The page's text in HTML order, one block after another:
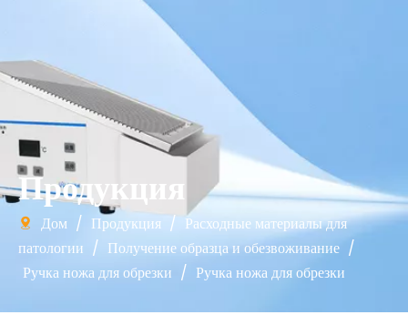
Продукция
Дом / Продукция / Расходные материалы для
патологии / Получение образца и обезвоживание /
Ручка ножа для обрезки / Ручка ножа для обрезки